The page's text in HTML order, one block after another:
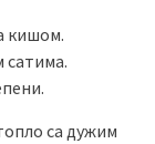
кишом.
сатима.
са дужим